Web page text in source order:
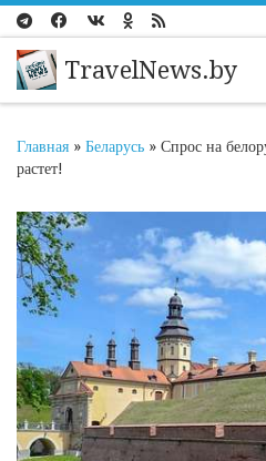
Перейти к содержимому
TravelNews.by
Главная » Беларусь » Спрос на
растет!